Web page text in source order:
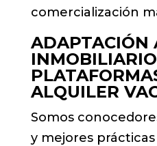
comercialización
ADAPTACIÓN
ALQUILER
Somos
y mejores